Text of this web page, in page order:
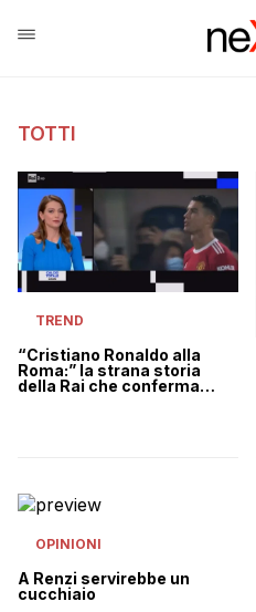
TOTTI
TREND
“Cristiano Ronaldo alla
Roma:” la strana storia
della Rai che conferma
OPINIONI
A Renzi servirebbe un
cucchiaio